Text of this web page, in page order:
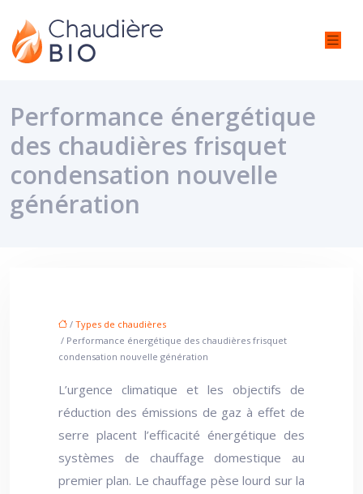
Performance énergétique
des chaudières frisquet
condensation nouvelle
génération
/ Types de chaudières
/ Performance énergétique des chaudières frisquet
condensation nouvelle génération
L’urgence climatique et les objectifs de
réduction des émissions de gaz à effet de
serre placent l’efficacité énergétique des
systèmes de chauffage domestique au
premier plan. Le chauffage pèse lourd sur la